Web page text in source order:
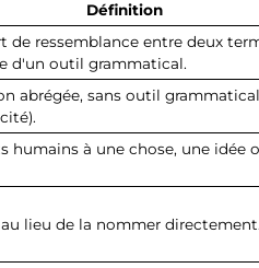
Définition
de ressemblance entre deux
d'un outil grammatical.
abrégée, sans outil
humains à une chose, une idée
lieu de la nommer directement.